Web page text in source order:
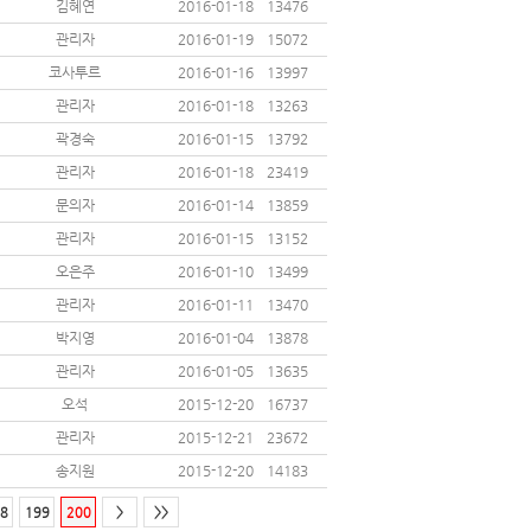
김혜연 2016-01-18
13476
관리자 2016-01-19
15072
코사투르 2016-01-16
13997
관리자 2016-01-18
13263
곽경숙 2016-01-15
13792
관리자 2016-01-18
23419
문의자 2016-01-14
13859
관리자 2016-01-15
13152
오은주 2016-01-10
13499
관리자 2016-01-11
13470
박지영 2016-01-04
13878
관리자 2016-01-05
13635
오석 2015-12-20
16737
관리자 2015-12-21
23672
송지원 2015-12-20 14183
199 200 > >>